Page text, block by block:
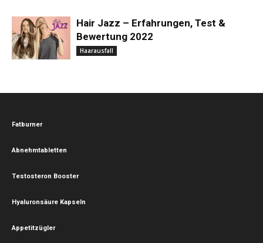
Hair Jazz – Erfahrungen, Test &
Bewertung 2022
Haarausfall
Fatburner
Abnehmtabletten
Testosteron Booster
Hyaluronsäure Kapseln
Appetitzügler